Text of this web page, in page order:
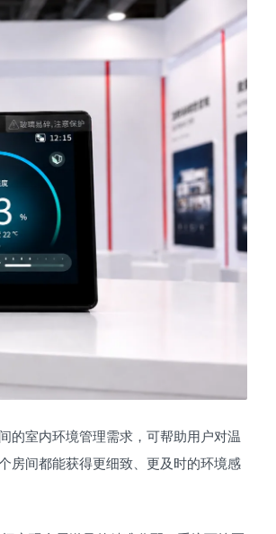
的室内环境管理需求，可帮助用户对温
房间都能获得更细致、更及时的环境感